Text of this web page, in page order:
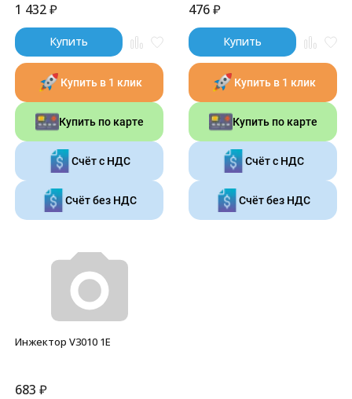
1 432₽
Купить
Купить в 1 клик
Купить по карте
Счёт с НДС
Счёт без НДС
476₽
Купить
Купить в 1 клик
Купить по карте
Счёт с НДС
Счёт без НДС
Инжектор V3010 1E
683 ₽